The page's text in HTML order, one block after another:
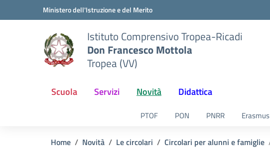
Vai ai contenuti
Vai al menu di navigazioneMinistero dell'Istruzione e del Merito
Istituto Comprensivo Tropea-Ricadi
Don Francesco Mottola
Tropea (VV)
Scuola Servizi Novità Didattica
PTOF PON PNRR Erasmus
Home Novità Le circolari Circolari per alunni e famiglie